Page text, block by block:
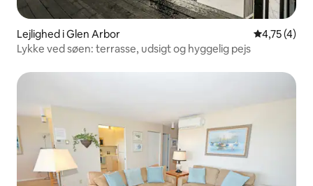
Lejlighed i Glen Arbor 4,75 ud af
4,75 (4)
Lykke ved søen: terrasse, udsigt og hyggelig pejs